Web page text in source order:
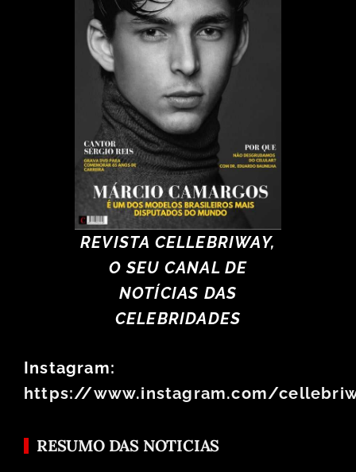
REVISTA CELLEBRIWAY,
O SEU CANAL DE
NOTÍCIAS DAS
CELEBRIDADES
Instagram:
https://www.instagram.com/
RESUMO DAS NOTICIAS